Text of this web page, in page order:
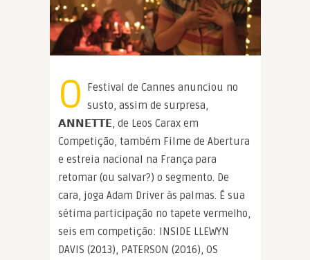
O
Festival de Cannes anunciou no
susto, assim de surpresa,
𝗔𝗡𝗡𝗘𝗧𝗧𝗘, de Leos Carax em
Competição, também Filme de Abertura
e estreia nacional na França para
retomar (ou salvar?) o segmento. De
cara, joga Adam Driver às palmas. É sua
sétima participação no tapete vermelho,
seis em competição: INSIDE LLEWYN
DAVIS (2013), PATERSON (2016), OS